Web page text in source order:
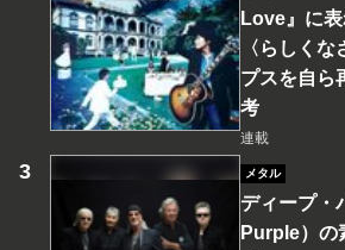
Love』に
〈らしく
プスを自ら
考
連載
メタル
ディープ・
Purple）の